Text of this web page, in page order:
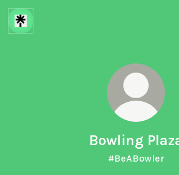
Bowling
#BeABowler